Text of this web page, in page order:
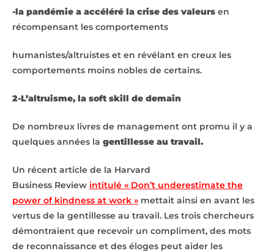
-la pandémie a accéléré la crise des valeurs en
récompensant les comportements
humanistes/altruistes et en révélant en creux les
comportements moins nobles de certains.
2-L’altruisme, la soft skill de demain
De nombreux livres de management ont promu il y a
quelques années la gentillesse au travail.
Un récent article de la Harvard
Business Review intitulé « Don’t underestimate the
power of kindness at work » mettait ainsi en avant les
vertus de la gentillesse au travail. Les trois chercheurs
démontraient que recevoir un compliment, des mots
de reconnaissance et des éloges peut aider les